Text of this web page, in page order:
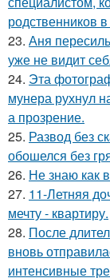
родственников
23. Аня
уже не видит
24. Эта
мунера рухнул
а прозрение.
25. Развод без
обошелся без
26. Не знаю как
27. 11-Летняя
мечту - квартиру.
28. После
вновь
интенсивные